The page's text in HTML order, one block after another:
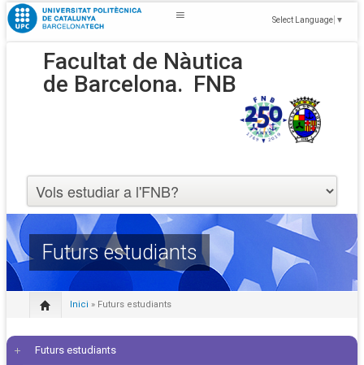
Select Language ▼
Facultat de Nàutica
de Barcelona. FNB
Futurs estudiants
Inici » Futurs estudiants
Futurs estudiants